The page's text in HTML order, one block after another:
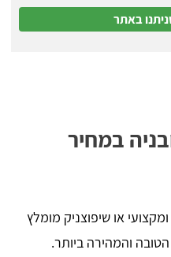
באתר
במחיר
או שיפוצניק מומלץ
והמהירה ביותר.